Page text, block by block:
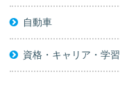
自動車
資格・キャリア・学習